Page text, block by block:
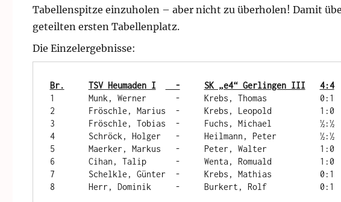
Tabellenspitze einzuholen – aber nicht zu überholen! Damit
geteilten ersten Tabellenplatz.
Die Einzelergebnisse:
Br.	TSV Heumaden I	  -	SK „e4“ Gerlingen III	4:4
1	Munk, Werner	  -	Krebs, Thomas	        0:1
2	Fröschle, Marius  -	Krebs, Leopold	        1:0
3	Fröschle, Tobias  -	Fuchs, Michael	        ½:½
4	Schröck, Holger	  -	Heilmann, Peter	        ½:½
5	Maerker, Markus	  -	Peter, Walter	        1:0
6	Cihan, Talip	  -	Wenta, Romuald	        1:0
7	Schelkle, Günter  -	Krebs, Mathias   	0:1
8	Herr, Dominik	  -	Burkert, Rolf	        0:1